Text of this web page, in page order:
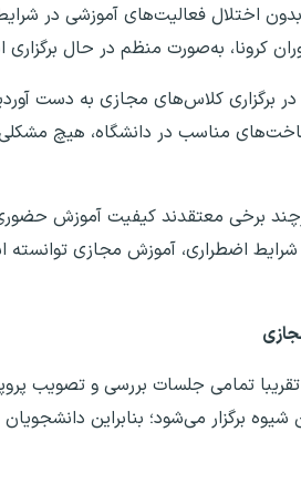
اختلال فعالیت‌های آموزشی در
کرونا، به‌صورت منظم در حال
برگزاری کلاس‌های مجازی به دست
مناسب در دانشگاه، هیچ
برخی معتقدند کیفیت آموزش
اضطراری، آموزش مجازی
تمامی جلسات بررسی و تصویب
برگزار می‌شود؛ بنابراین